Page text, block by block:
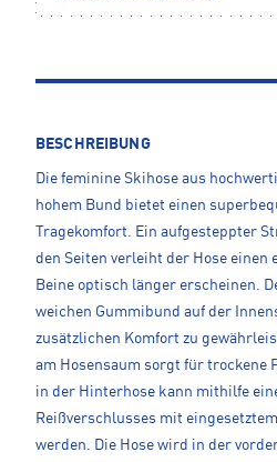
BESCHREIBUNG
Die feminine Skihose aus
hohem Bund bietet einen
Tragekomfort. Ein aufgesteppter
den Seiten verleiht der Hose einen
Beine optisch länger erscheinen.
weichen Gummibund auf der
zusätzlichen Komfort zu
am Hosensaum sorgt für trockene
in der Hinterhose kann mithilfe
Reißverschlusses mit
werden. Die Hose wird in der